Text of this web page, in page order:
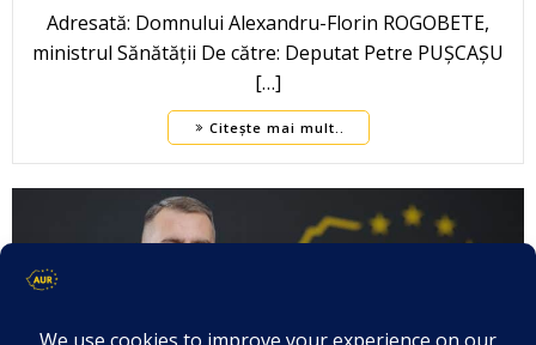
Adresată: Domnului Alexandru-Florin ROGOBETE,
ministrul Sănătății De către: Deputat Petre PUȘCAȘU
[…]
Citește mai mult..